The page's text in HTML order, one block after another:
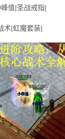
值|圣战戒指|
术|虹魔套装|